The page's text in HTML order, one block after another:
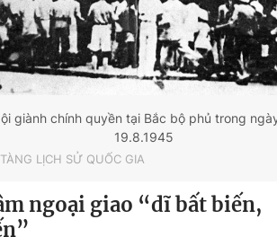
giành chính quyền tại Bắc bộ phủ trong
19.8.1945
LỊCH SỬ QUỐC GIA
ngoại giao “dĩ bất biến,